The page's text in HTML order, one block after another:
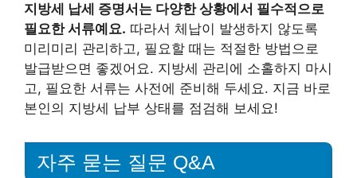
지방세 납세 증명서는 다양한 상황에서 필수적으로
필요한 서류예요. 따라서 체납이 발생하지 않도록
미리미리 관리하고, 필요할 때는 적절한 방법으로
발급받으면 좋겠어요. 지방세 관리에 소홀하지 마시
고, 필요한 서류는 사전에 준비해 두세요. 지금 바로
본인의 지방세 납부 상태를 점검해 보세요!
자주 묻는 질문 Q&A